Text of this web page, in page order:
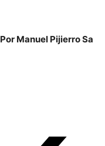
Por Manuel Pijierro Sa